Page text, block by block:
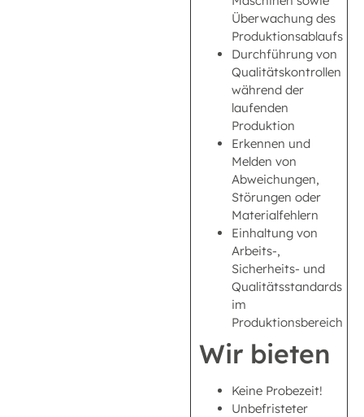
Überwachung des
Produktionsablaufs
Durchführung von
Qualitätskontrollen
während der
laufenden
Produktion
Erkennen und
Melden von
Abweichungen,
Störungen oder
Materialfehlern
Einhaltung von
Arbeits-,
Sicherheits- und
Qualitätsstandards
im
Produktionsbereich
Wir bieten
Keine Probezeit!
Unbefristeter